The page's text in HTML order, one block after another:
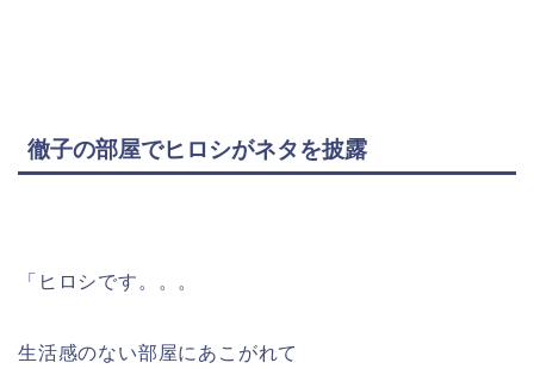
徹子の部屋でヒロシがネタを披露
「ヒロシです。。。
生活感のない部屋にあこがれて